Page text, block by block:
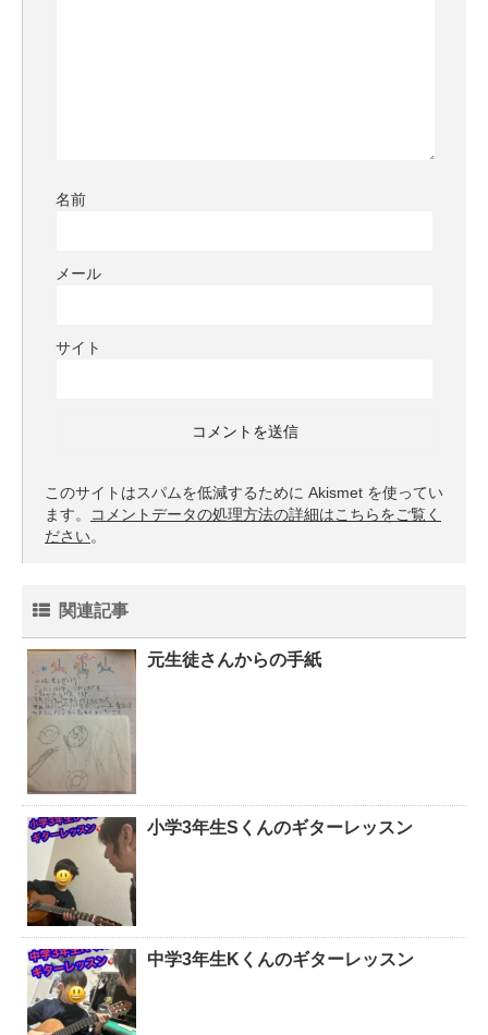
名前
メール
サイト
このサイトはスパムを低減するために Akismet を使ってい
ます。
コメントデータの処理方法の詳細はこちらをご覧く
ださい。
関連記事
元生徒さんからの手紙
小学3年生Sくんのギターレッスン
中学3年生Kくんのギターレッスン